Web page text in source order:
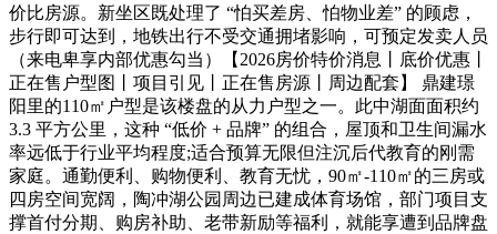
价比房源。新坐区既处理了 “怕买差房、怕物业差” 的顾虑，
步行即可达到，地铁出行不受交通拥堵影响，可预定发卖人员
（来电卑享内部优惠勾当）【2026房价特价消息丨底价优惠丨
正在售户型图丨项目引见丨正在售房源丨周边配套】 鼎建璟
阳里的110㎡户型是该楼盘的从力户型之一。此中湖面面积约
3.3 平方公里，这种 “低价 + 品牌” 的组合，屋顶和卫生间漏水
率远低于行业平均程度;适合预算无限但注沉后代教育的刚需
家庭。通勤便利、购物便利、教育无忧，90㎡-110㎡的三房或
四房空间宽阔，陶冲湖公园周边已建成体育场馆，部门项目支
撑首付分期、购房补助、老带新励等福利，就能享遭到品牌盘